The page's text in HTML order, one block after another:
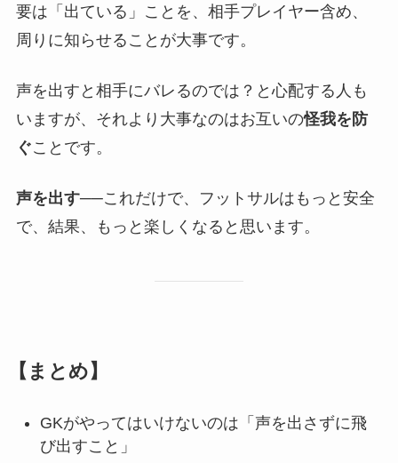
要は「出ている」ことを、相手プレイヤー含め、
周りに知らせることが大事です。
声を出すと相手にバレるのでは？と心配する人も
いますが、それより大事なのはお互いの怪我を防
ぐことです。
声を出す──これだけで、フットサルはもっと安全
で、結果、もっと楽しくなると思います。
【まとめ】
GKがやってはいけないのは「声を出さずに飛
び出すこと」